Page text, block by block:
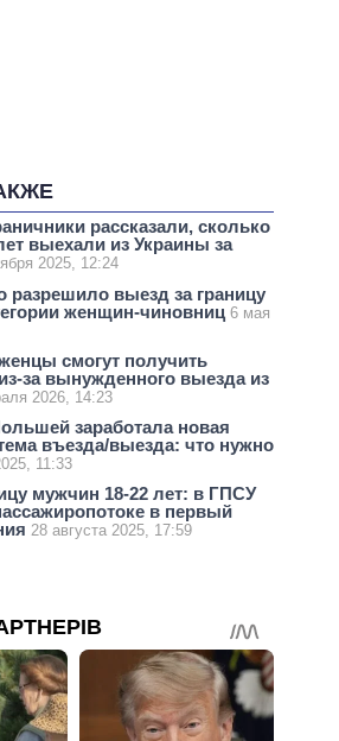
рассказали, сколько
выехали из Украины за
2025, 12:24
разрешило выезд за границу
женщин-чиновниц 6 мая
смогут получить
за вынужденного выезда из
2026, 14:23
заработала новая
въезда/выезда: что нужно
11:33
мужчин 18-22 лет: в ГПСУ
в первый
28 августа 2025, 17:59